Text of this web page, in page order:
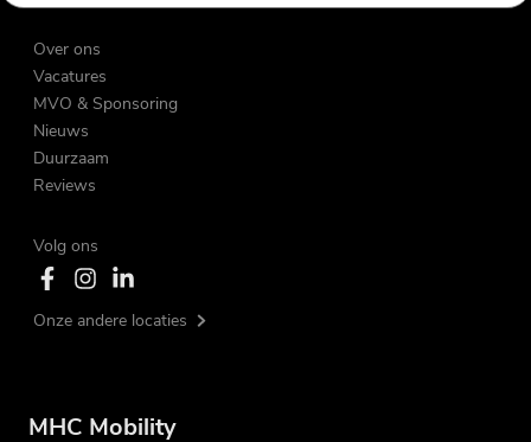
Over ons
Vacatures
MVO & Sponsoring
Nieuws
Duurzaam
Reviews
Volg ons
Onze andere locaties
MHC Mobility